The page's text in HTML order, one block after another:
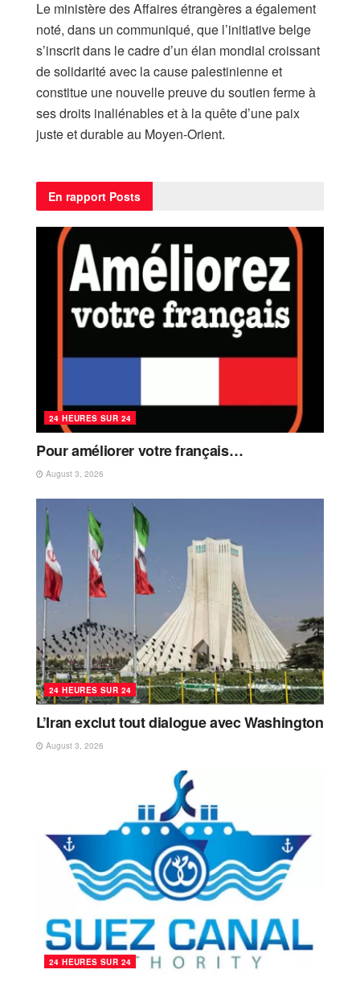
Le ministère des Affaires étrangères a également
noté, dans un communiqué, que l’initiative belge
s’inscrit dans le cadre d’un élan mondial croissant
de solidarité avec la cause palestinienne et
constitue une nouvelle preuve du soutien ferme à
ses droits inaliénables et à la quête d’une paix
juste et durable au Moyen-Orient.
En rapport Posts
24 HEURES SUR 24
Pour améliorer votre français…
August 3, 2026
24 HEURES SUR 24
L’Iran exclut tout dialogue avec Washington
August 3, 2026
24 HEURES SUR 24